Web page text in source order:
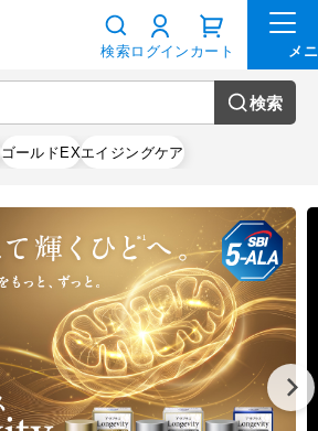
検索
ゴールドEXエイジングケア
検索ログイン カート